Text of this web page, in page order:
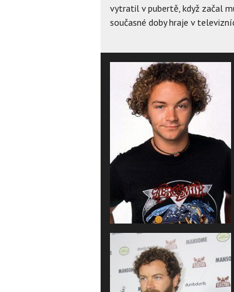
vytratil v pubertě, když začal
současné doby hraje v